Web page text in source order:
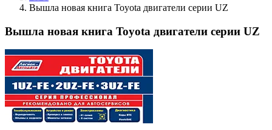
Вышла новая книга Toyota двигатели серии UZ
Вышла новая книга Toyota двигатели серии UZ